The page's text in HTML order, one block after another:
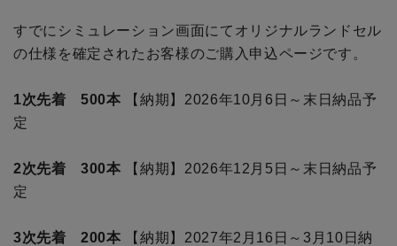
すでにシミュレーション画面にてオリジナルランドセル
の仕様を確定されたお客様のご購入申込ページです。
1次先着 500本 【納期】2026年10月6日～末日納品予
定
2次先着 300本 【納期】2026年12月5日～末日納品予
定
3次先着 200本 【納期】2027年2月16日～3月10日納